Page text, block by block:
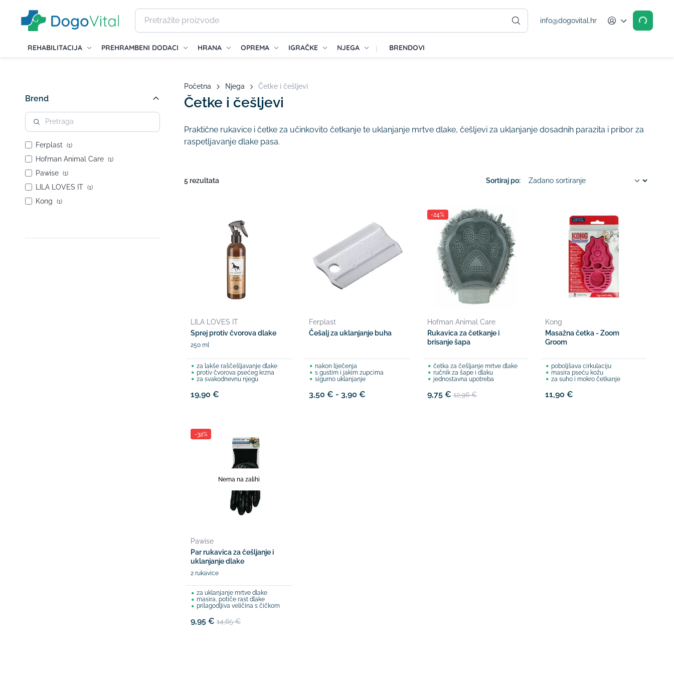
info@dogovital.hr Account
REHABILITACIJA PREHRAMBENI DODACI HRANA OPREMA IGRAČKE NJEGA BRENDOVI
Brend
Ferplast (1)
Hofman Animal Care (1)
Pawise (1)
LILA LOVES IT (1)
Kong (1)
Početna Njega Četke i češljevi
Četke i češljevi
Praktične rukavice i četke za učinkovito četkanje te uklanjanje mrtve dlake, češljevi za uklanjanje dosadnih parazita i pribor za
raspetljavanje dlake pasa.
5 rezultata Sortiraj po:
LILA LOVES IT
Sprej protiv čvorova dlake
250 ml
za lakše raščešljavanje dlake
protiv čvorova psećeg krzna
za svakodnevnu njegu
19,90 €
Ferplast
Češalj za uklanjanje buha
nakon liječenja
s gustim i jakim zupcima
sigurno uklanjanje
3,50 € - 3,90 €
-24%
Hofman Animal Care
Rukavica za četkanje i
brisanje šapa
četka za češljanje mrtve dlake
ručnik za šape i dlaku
jednostavna upotreba
9,75 €12,96 €
Kong
Masažna četka - Zoom
Groom
poboljšava cirkulaciju
masira pseću kožu
za suho i mokro četkanje
11,90 €
Nema na zalihi
-32%
Pawise
Par rukavica za češljanje i
uklanjanje dlake
2 rukavice
za uklanjanje mrtve dlake
masira, potiče rast dlake
prilagodljiva veličina s čičkom
9,95 € 14,65 €